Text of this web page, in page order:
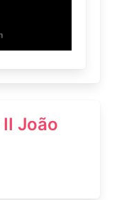
II João